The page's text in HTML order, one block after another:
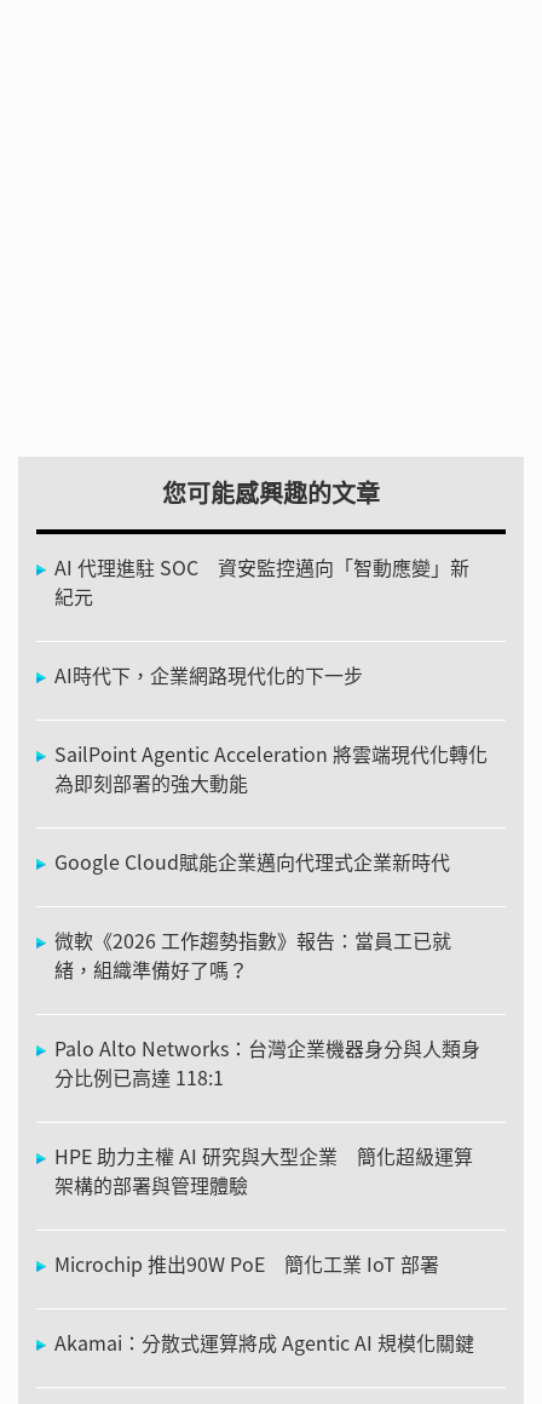
您可能感興趣的文章
AI 代理進駐 SOC 資安監控邁向「智動應變」新
紀元
AI時代下，企業網路現代化的下一步
SailPoint Agentic Acceleration 將雲端現代化轉化
為即刻部署的強大動能
Google Cloud賦能企業邁向代理式企業新時代
微軟《2026 工作趨勢指數》報告：當員工已就
緒，組織準備好了嗎？
Palo Alto Networks：台灣企業機器身分與人類身
分比例已高達 118:1
HPE 助力主權 AI 研究與大型企業 簡化超級運算
架構的部署與管理體驗
Microchip 推出90W PoE 簡化工業 IoT 部署
Akamai：分散式運算將成 Agentic AI 規模化關鍵